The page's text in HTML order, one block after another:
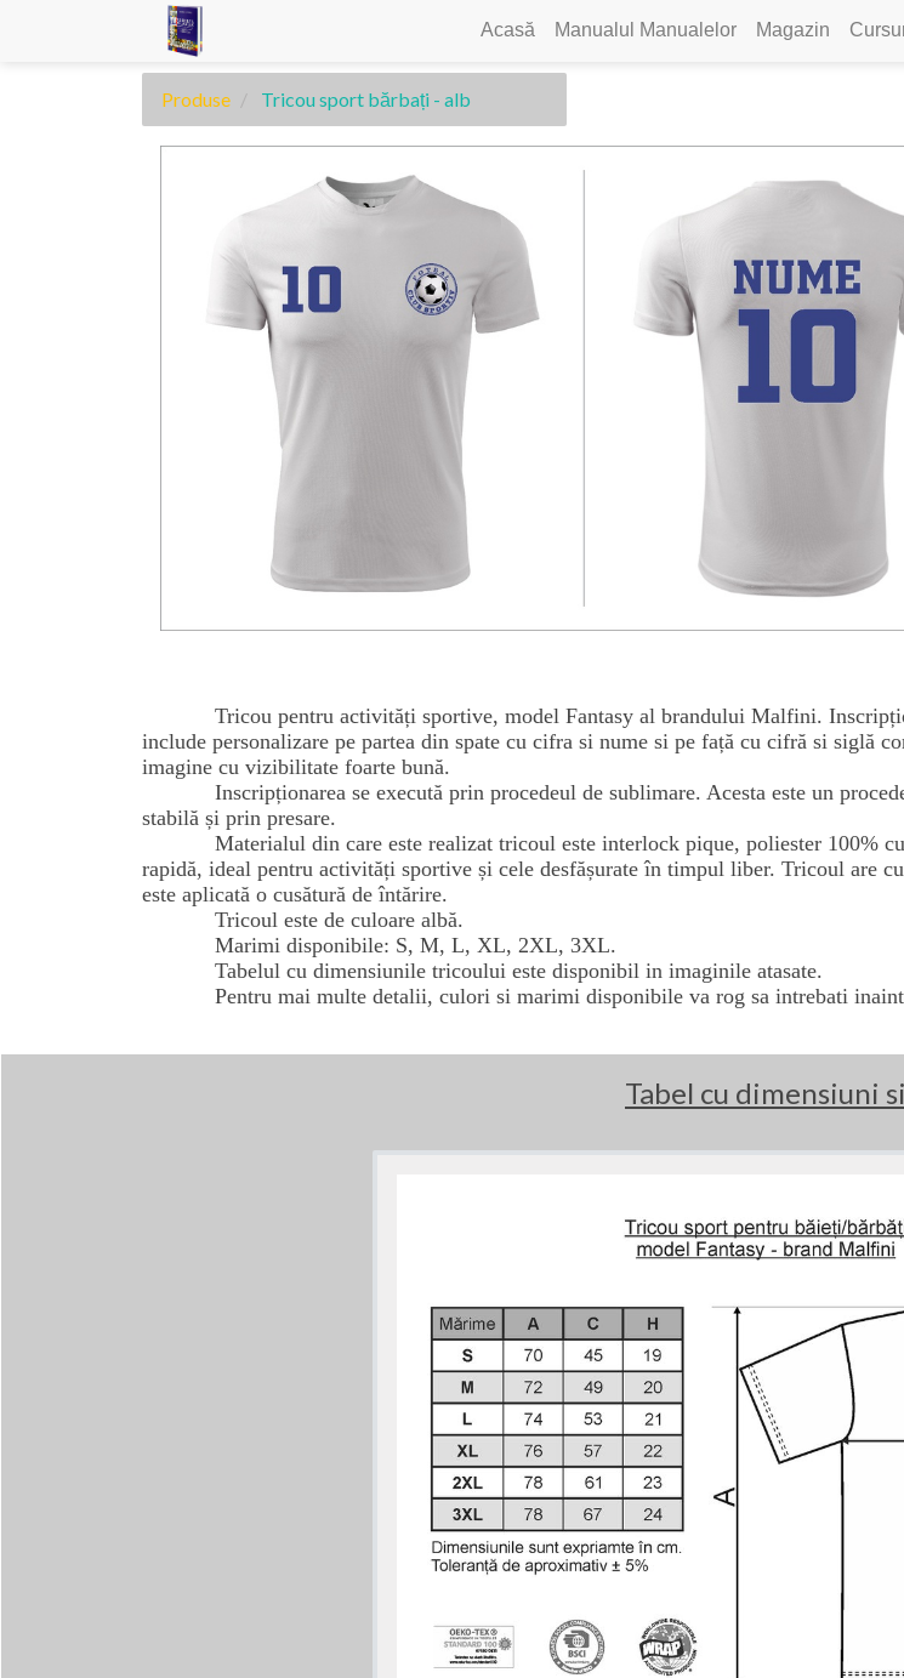
Acasă Manualul Manualelor Magazin
Produse Tricou sport bărbați - alb
Tricou pentru activități sportive, model Fantasy al brandului Malfini.
include personalizare pe partea din spate cu cifra si nume si pe față cu cifră si siglă
imagine cu vizibilitate foarte bună.
Inscripționarea se execută prin procedeul de sublimare. Acesta este un
stabilă și prin presare.
Materialul din care este realizat tricoul este interlock pique, poliester 100%
rapidă, ideal pentru activități sportive și cele desfășurate în timpul liber. Tricoul are
este aplicată o cusătură de întărire.
Tricoul este de culoare albă.
Marimi disponibile: S, M, L, XL, 2XL, 3XL.
Tabelul cu dimensiunile tricoului este disponibil in imaginile atasate.
Pentru mai multe detalii, culori si marimi disponibile va rog sa intrebati
Tabel cu dimensiuni